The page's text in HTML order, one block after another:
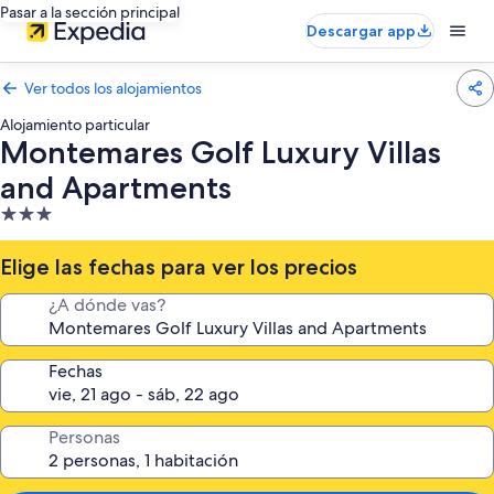
Pasar a la sección principal
Descargar app
Ver todos los alojamientos
Alojamiento particular
Montemares Golf Luxury Villas
and Apartments
Alojamiento
de
3.0 estrellas
Elige las fechas para ver los precios
¿A dónde vas?
Fechas
Personas